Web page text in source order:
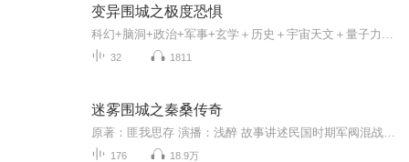
变异围城之极度恐惧
32 1811
迷雾围城之秦桑传奇
176 18.9万